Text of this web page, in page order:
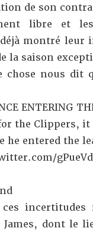
de son
libre et
montré leur
la saison
chose nous dit
ENTERING
the Clippers, it
he entered the
incertitudes
dont le